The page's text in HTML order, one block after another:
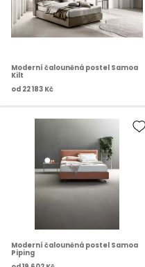
Moderní čalouněná postel Samoa
Kilt
od 22 183 Kč
Moderní čalouněná postel Samoa
Piping